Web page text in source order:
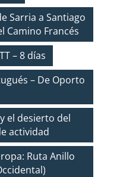
Sarria a Santiago
Camino Francés
– 8 días
– De Oporto
el desierto del
actividad
Ruta Anillo